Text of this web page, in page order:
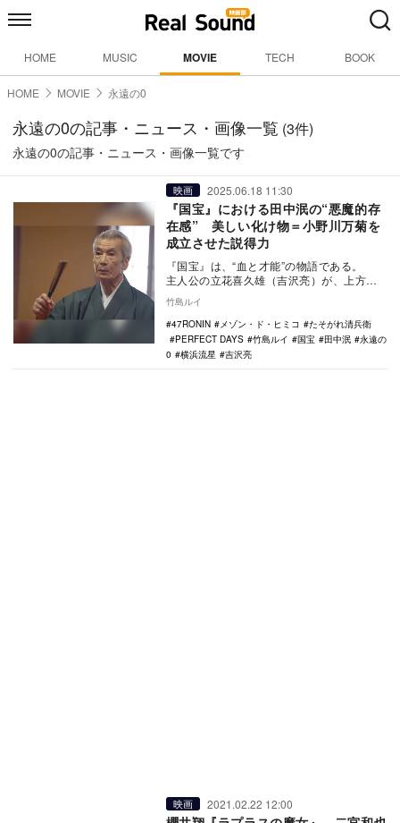
HOME MUSIC MOVIE TECH BOOK
HOME MOVIE 永遠の0
永遠の0の記事・ニュース・画像一覧 (3件)
永遠の0の記事・ニュース・画像一覧です
映画 2025.06.18 11:30
『国宝』における田中泯の“悪魔的存
在感” 美しい化け物＝小野川万菊を
成立させた説得力
『国宝』は、“血と才能”の物語である。
主人公の立花喜久雄（吉沢亮）が、上方歌
能を認め…
竹島ルイ
47RONIN
メゾン・ド・ヒミコ
たそがれ清兵衛
PERFECT DAYS
竹島ルイ 国宝 田中泯
永遠の
0
横浜流星 吉沢亮
映画 2021.02.22 12:00